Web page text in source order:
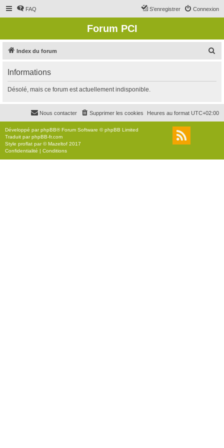
FAQ Connexion
S’enregistrer
Forum PCI
Index du forum
r
c
r
Informations
Désolé, mais ce forum est actuellement indisponible.
Heures au format UTC+02:00
Supprimer les cookies
Nous contacter
Développé parphpBB® Forum Software © phpBB Limited
Traduit parphpBB-fr.com
Style proflat par ©Mazeltof 2017
Confidentialité | Conditions